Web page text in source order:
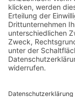
Newsletter
Presse
Anfahrt
Partner
Schutzkonzept